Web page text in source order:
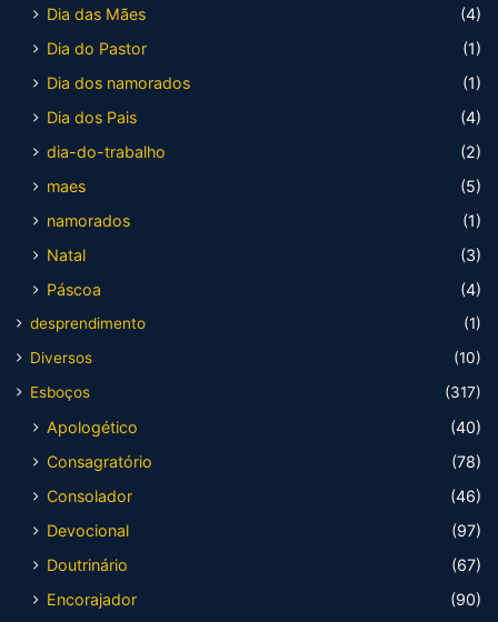
Dia das Mães
(4)
Dia do Pastor
(1)
Dia dos namorados
(1)
Dia dos Pais
(4)
dia-do-trabalho
(2)
maes
(5)
namorados
(1)
Natal
(3)
Páscoa
(4)
desprendimento
(1)
Diversos
(10)
Esboços
(317)
Apologético
(40)
Consagratório
(78)
Consolador
(46)
Devocional
(97)
Doutrinário
(67)
Encorajador
(90)